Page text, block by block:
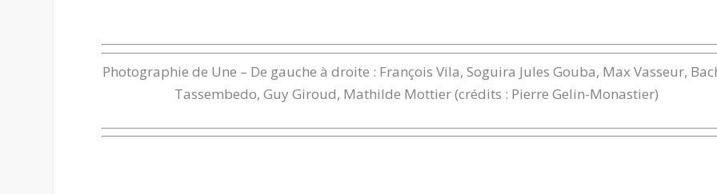
Photographie de Une – De gauche à droite : François Vila, Soguira Jules Gouba, Max Vasseur,
Tassembedo, Guy Giroud, Mathilde Mottier (crédits : Pierre Gelin-Monastier)